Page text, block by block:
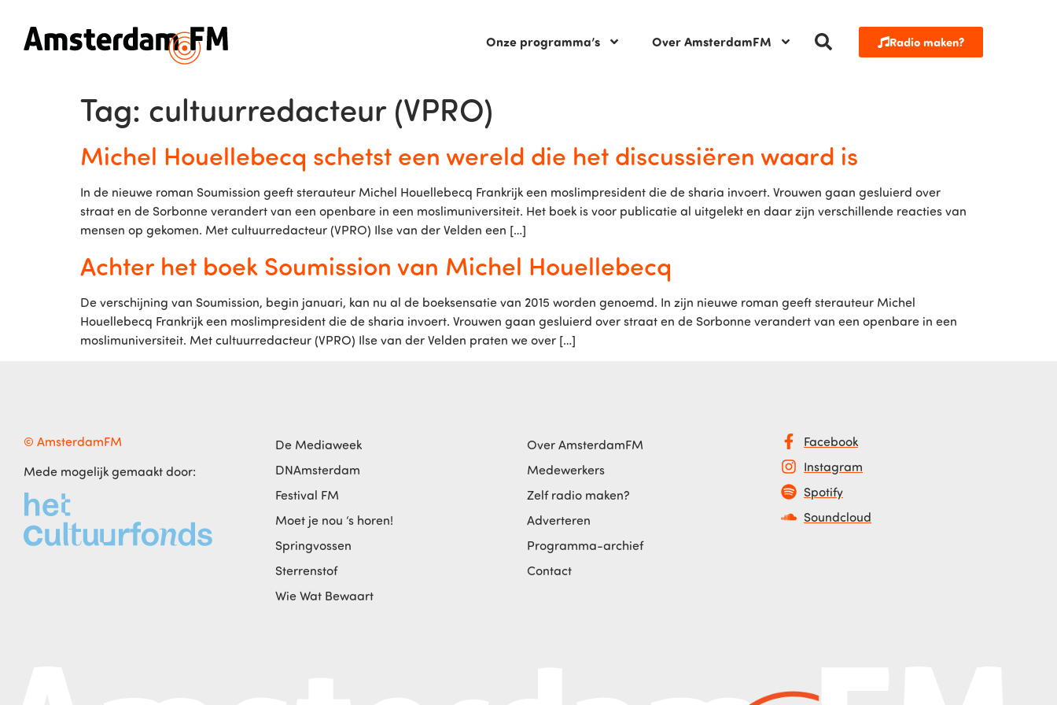
Onze programma’s Over AmsterdamFM Radio maken?
Tag: cultuurredacteur (VPRO)
Michel Houellebecq schetst een wereld die het discussiëren waard is
In de nieuwe roman Soumission geeft sterauteur Michel Houellebecq Frankrijk een moslimpresident die de sharia invoert. Vrouwen gaan gesluierd over
straat en de Sorbonne verandert van een openbare in een moslimuniversiteit. Het boek is voor publicatie al uitgelekt en daar zijn verschillende reacties van
mensen op gekomen. Met cultuurredacteur (VPRO) Ilse van der Velden een […]
Achter het boek Soumission van Michel Houellebecq
De verschijning van Soumission, begin januari, kan nu al de boeksensatie van 2015 worden genoemd. In zijn nieuwe roman geeft sterauteur Michel
Houellebecq Frankrijk een moslimpresident die de sharia invoert. Vrouwen gaan gesluierd over straat en de Sorbonne verandert van een openbare in een
moslimuniversiteit. Met cultuurredacteur (VPRO) Ilse van der Velden praten we over […]
© AmsterdamFM
Mede mogelijk gemaakt door:
De Mediaweek
DNAmsterdam
Festival FM
Moet je nou ‘s horen!
Springvossen
Sterrenstof
Wie Wat Bewaart
Over AmsterdamFM
Medewerkers
Zelf radio maken?
Adverteren
Programma-archief
Contact
Facebook
Instagram
Spotify
Soundcloud